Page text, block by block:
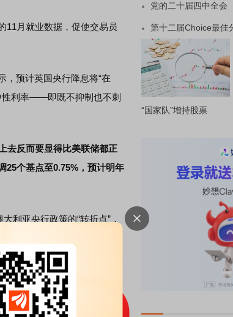
月就业数据，促使交易员
，预计英国央行降息将“在
性利率——即既不抑制也不刺
去反而要显得比美联储都正
个基点至0.75%，预计明年
利亚央行政策的“转折点”，
，“全球关税冲击实际影响
党的二十届四中全会
第十二届Choice最佳
“国家队”增持股票